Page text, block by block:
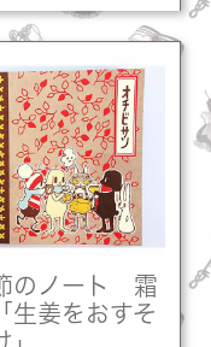
のノート 霜
生姜をおすそ
」